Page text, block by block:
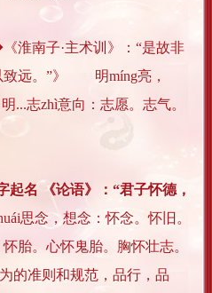
淮南子·主术训》：“是故非
致远。”》 明míng亮，
...志zhì意向：志愿。志气。
起名 《论语》：“君子怀德，
思念，想念：怀念。怀旧。
胎。心怀鬼胎。胸怀壮志。
的准则和规范，品行，品